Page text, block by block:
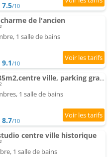
7.5/10
de l'ancien
1 salle de bains
9.1/10
Appart 2 pièces 35m2,centre ville, parking gratuit
1 salle de bains
8.7/10
centre ville historique
1 salle de bains